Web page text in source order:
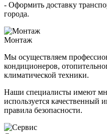
- Оформить доставку
города.
Монтаж
Мы осуществляем
кондиционеров,
климатической техники.
Наши специалисты имеют
используется качественный
правила безопасности.